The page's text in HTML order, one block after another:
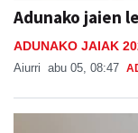
Adunako jaien
ADUNAKO JAIAK
Aiurri abu 05, 08:47